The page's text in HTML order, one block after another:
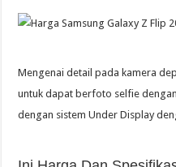
Mengenai detail pada kamera
untuk dapat berfoto selfie
dengan sistem Under Display